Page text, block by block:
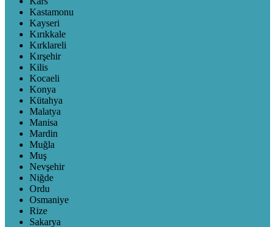
Kastamonu
Kayseri
Kırıkkale
Kırklareli
Kırşehir
Kilis
Kocaeli
Konya
Kütahya
Malatya
Manisa
Mardin
Muğla
Muş
Nevşehir
Niğde
Ordu
Osmaniye
Rize
Sakarya